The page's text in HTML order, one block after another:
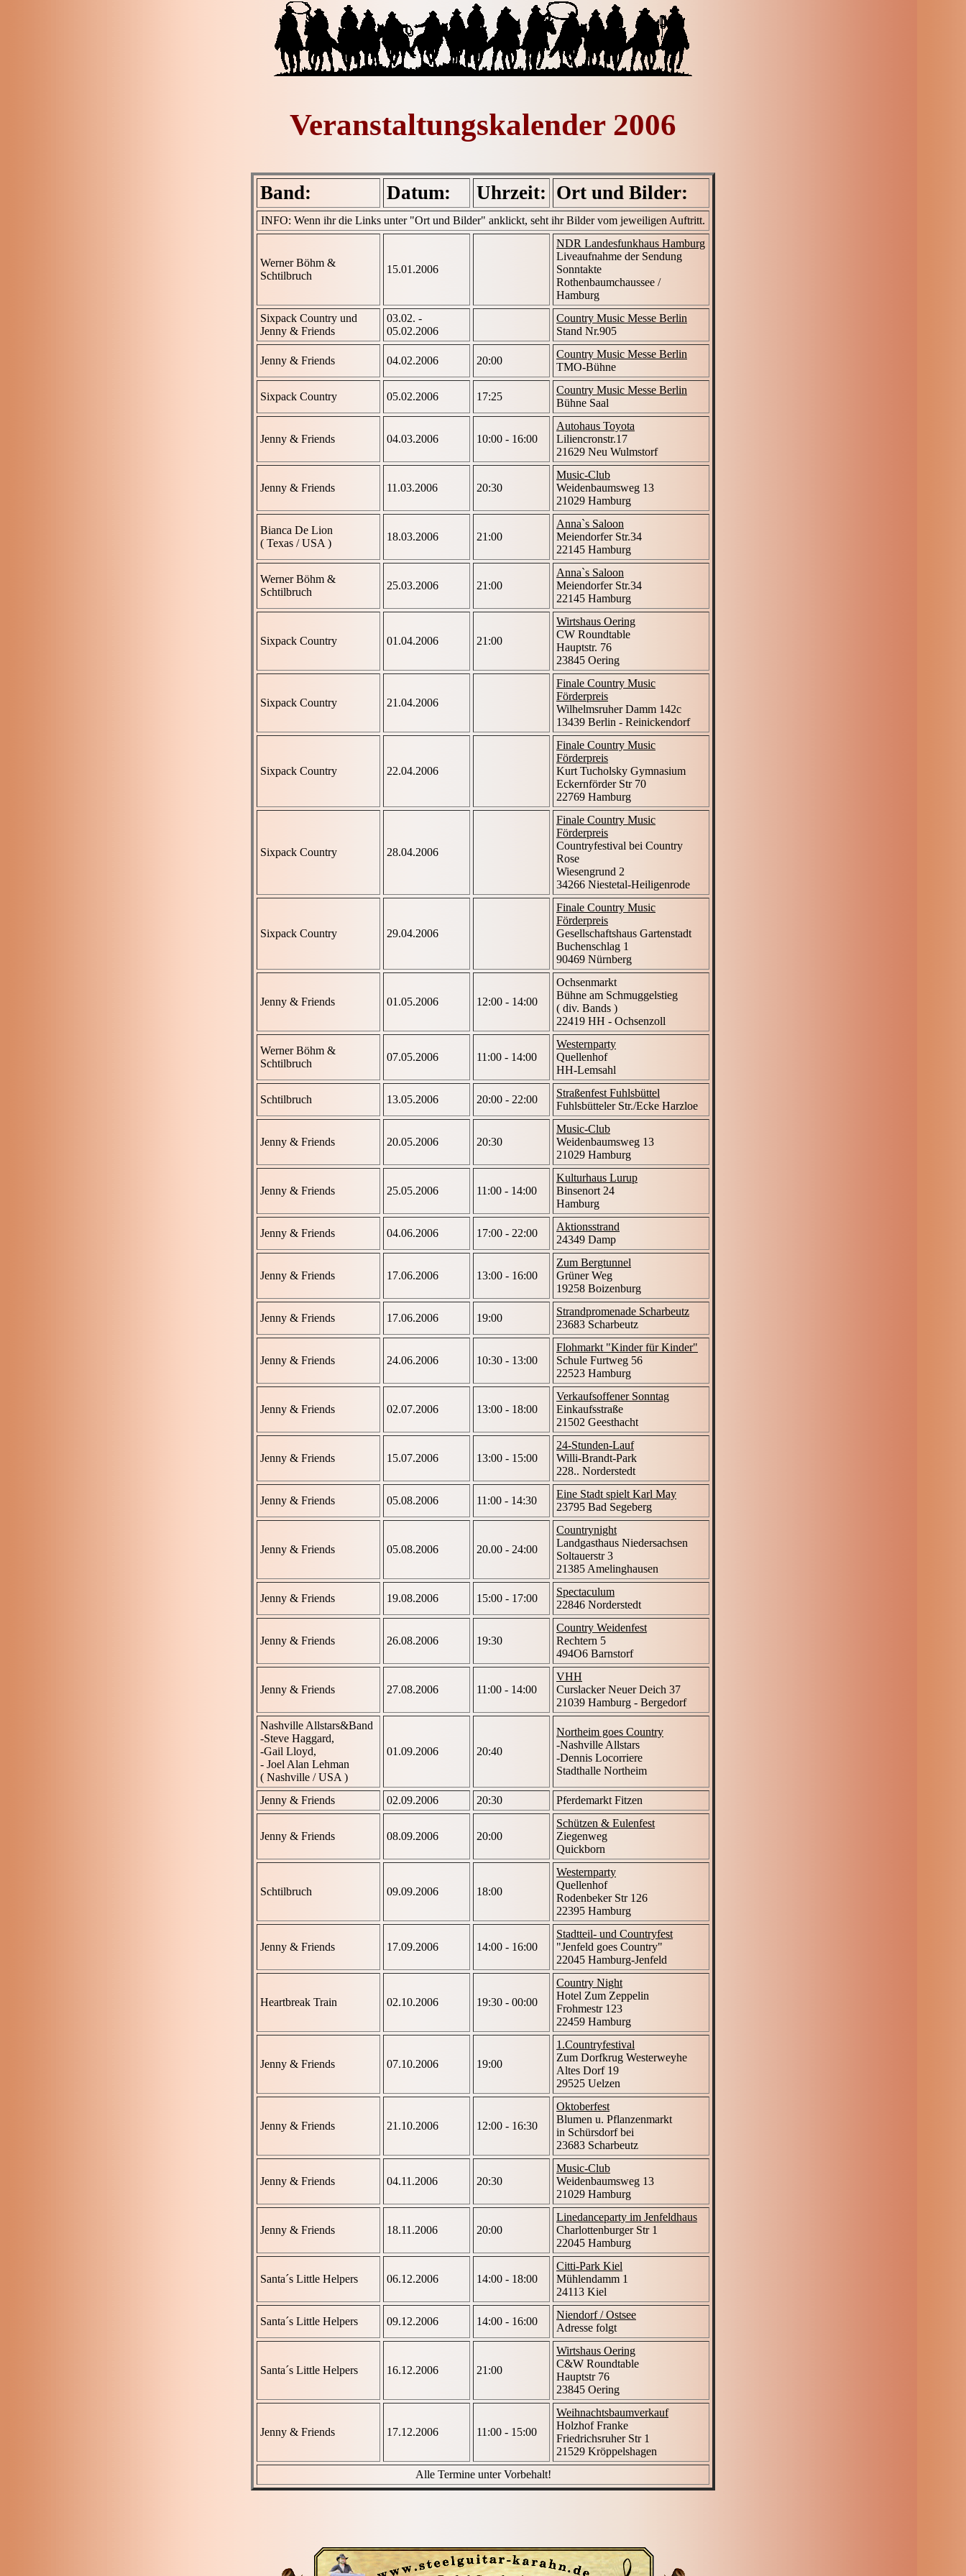
Veranstaltungskalender 2006
Band: Datum: Uhrzeit: Ort und Bilder:
INFO: Wenn ihr die Links unter "Ort und Bilder" anklickt, seht ihr Bilder vom jeweiligen Auftritt.
Werner Böhm &
Schtilbruch
15.01.2006
NDR Landesfunkhaus Hamburg
Liveaufnahme der Sendung
Sonntakte
Rothenbaumchaussee /
Hamburg
Sixpack Country und
Jenny & Friends
03.02. -
05.02.2006
Country Music Messe Berlin
Stand Nr.905
Jenny & Friends 04.02.2006 20:00
Country Music Messe Berlin
TMO-Bühne
Sixpack Country 05.02.2006 17:25
Country Music Messe Berlin
Bühne Saal
Jenny & Friends 04.03.2006 10:00 - 16:00
Autohaus Toyota
Liliencronstr.17
21629 Neu Wulmstorf
Jenny & Friends 11.03.2006 20:30
Music-Club
Weidenbaumsweg 13
21029 Hamburg
Bianca De Lion
( Texas / USA )
18.03.2006 21:00
Anna`s Saloon
Meiendorfer Str.34
22145 Hamburg
Werner Böhm &
Schtilbruch
25.03.2006 21:00
Anna`s Saloon
Meiendorfer Str.34
22145 Hamburg
Sixpack Country 01.04.2006 21:00
Wirtshaus Oering
CW Roundtable
Hauptstr. 76
23845 Oering
Sixpack Country 21.04.2006
Finale Country Music
Förderpreis
Wilhelmsruher Damm 142c
13439 Berlin - Reinickendorf
Sixpack Country 22.04.2006
Finale Country Music
Förderpreis
Kurt Tucholsky Gymnasium
Eckernförder Str 70
22769 Hamburg
Sixpack Country 28.04.2006
Finale Country Music
Förderpreis
Countryfestival bei Country
Rose
Wiesengrund 2
34266 Niestetal-Heiligenrode
Sixpack Country 29.04.2006
Finale Country Music
Förderpreis
Gesellschaftshaus Gartenstadt
Buchenschlag 1
90469 Nürnberg
Jenny & Friends 01.05.2006 12:00 - 14:00
Ochsenmarkt
Bühne am Schmuggelstieg
( div. Bands )
22419 HH - Ochsenzoll
Werner Böhm &
Schtilbruch
07.05.2006 11:00 - 14:00
Westernparty
Quellenhof
HH-Lemsahl
Schtilbruch 13.05.2006 20:00 - 22:00
Straßenfest Fuhlsbüttel
Fuhlsbütteler Str./Ecke Harzloe
Jenny & Friends 20.05.2006 20:30
Music-Club
Weidenbaumsweg 13
21029 Hamburg
Jenny & Friends 25.05.2006 11:00 - 14:00
Kulturhaus Lurup
Binsenort 24
Hamburg
Jenny & Friends 04.06.2006 17:00 - 22:00
Aktionsstrand
24349 Damp
Jenny & Friends 17.06.2006 13:00 - 16:00
Zum Bergtunnel
Grüner Weg
19258 Boizenburg
Jenny & Friends 17.06.2006 19:00
Strandpromenade Scharbeutz
23683 Scharbeutz
Jenny & Friends 24.06.2006 10:30 - 13:00
Flohmarkt "Kinder für Kinder"
Schule Furtweg 56
22523 Hamburg
Jenny & Friends 02.07.2006 13:00 - 18:00
Verkaufsoffener Sonntag
Einkaufsstraße
21502 Geesthacht
Jenny & Friends 15.07.2006 13:00 - 15:00
24-Stunden-Lauf
Willi-Brandt-Park
228.. Norderstedt
Jenny & Friends 05.08.2006 11:00 - 14:30
Eine Stadt spielt Karl May
23795 Bad Segeberg
Jenny & Friends 05.08.2006 20.00 - 24:00
Countrynight
Landgasthaus Niedersachsen
Soltauerstr 3
21385 Amelinghausen
Jenny & Friends 19.08.2006 15:00 - 17:00
Spectaculum
22846 Norderstedt
Jenny & Friends 26.08.2006 19:30
Country Weidenfest
Rechtern 5
494O6 Barnstorf
Jenny & Friends 27.08.2006 11:00 - 14:00
VHH
Curslacker Neuer Deich 37
21039 Hamburg - Bergedorf
Nashville Allstars&Band
-Steve Haggard,
-Gail Lloyd,
- Joel Alan Lehman
( Nashville / USA )
01.09.2006 20:40
Northeim goes Country
-Nashville Allstars
-Dennis Locorriere
Stadthalle Northeim
Jenny & Friends 02.09.2006 20:30 Pferdemarkt Fitzen
Jenny & Friends 08.09.2006 20:00
Schützen & Eulenfest
Ziegenweg
Quickborn
Schtilbruch 09.09.2006 18:00
Westernparty
Quellenhof
Rodenbeker Str 126
22395 Hamburg
Jenny & Friends 17.09.2006 14:00 - 16:00
Stadtteil- und Countryfest
"Jenfeld goes Country"
22045 Hamburg-Jenfeld
Heartbreak Train 02.10.2006 19:30 - 00:00
Country Night
Hotel Zum Zeppelin
Frohmestr 123
22459 Hamburg
Jenny & Friends 07.10.2006 19:00
1.Countryfestival
Zum Dorfkrug Westerweyhe
Altes Dorf 19
29525 Uelzen
Jenny & Friends 21.10.2006 12:00 - 16:30
Oktoberfest
Blumen u. Pflanzenmarkt
in Schürsdorf bei
23683 Scharbeutz
Jenny & Friends 04.11.2006 20:30
Music-Club
Weidenbaumsweg 13
21029 Hamburg
Jenny & Friends 18.11.2006 20:00
Linedanceparty im Jenfeldhaus
Charlottenburger Str 1
22045 Hamburg
Santa´s Little Helpers 06.12.2006 14:00 - 18:00
Citti-Park Kiel
Mühlendamm 1
24113 Kiel
Santa´s Little Helpers 09.12.2006 14:00 - 16:00
Niendorf / Ostsee
Adresse folgt
Santa´s Little Helpers 16.12.2006 21:00
Wirtshaus Oering
C&W Roundtable
Hauptstr 76
23845 Oering
Jenny & Friends 17.12.2006 11:00 - 15:00
Weihnachtsbaumverkauf
Holzhof Franke
Friedrichsruher Str 1
21529 Kröppelshagen
Alle Termine unter Vorbehalt!